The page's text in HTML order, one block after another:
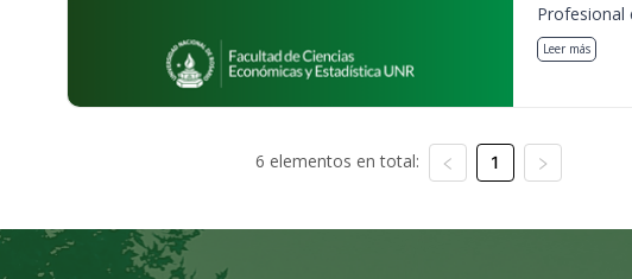
Profesional
Leer más
6 elementos en total: 1